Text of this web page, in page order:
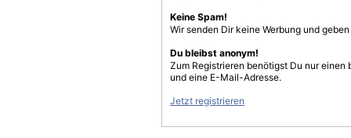
Keine Spam!
Wir senden Dir keine Werbung und
Du bleibst anonym!
Zum Registrieren benötigst Du nur einen
und eine E-Mail-Adresse.
Jetzt registrieren